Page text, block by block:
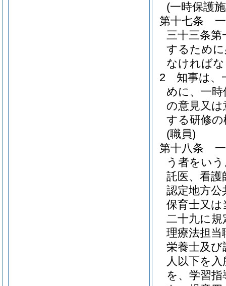
(一時保護
第十七条
三十三条第
するため
なければ
2
知事は、
めに、一
の意見又
する研修
(職員)
第十八条
う者をい
託医、看護
認定地方
保育士又は
二十九に規
理療法担当
栄養士及
人以下を
を、学習